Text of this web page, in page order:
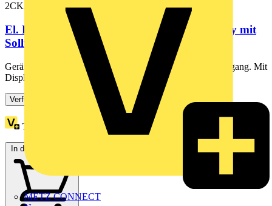
METZ CONNECT
2CKA001032A0535
El. Raumtemperaturregler-Einsatz mit Display mit
Sollwert-Anzeige, Timer...
Geräuschloses Schalten durch elektronischen Transistorausgang. Mit
Display, Bluetooth. Manuelle Vor-Ort-Bedienung über...
Verfügbar: 3 Händler
Treuepunkte:
In den Warenkorb